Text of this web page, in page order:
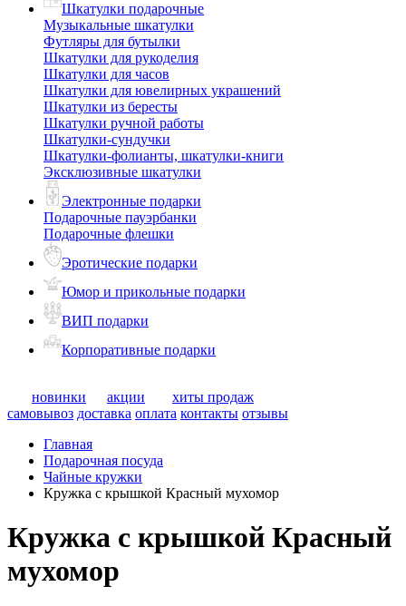
Шкатулки подарочные
Музыкальные шкатулки
Футляры для бутылки
Шкатулки для рукоделия
Шкатулки для часов
Шкатулки для ювелирных украшений
Шкатулки из бересты
Шкатулки ручной работы
Шкатулки-сундучки
Шкатулки-фолианты, шкатулки-книги
Эксклюзивные шкатулки
Электронные подарки
Подарочные пауэрбанки
Подарочные флешки
Эротические подарки
Юмор и прикольные подарки
ВИП подарки
Корпоративные подарки
новинки акции
хиты продаж
самовывоз доставка оплата контакты отзывы
Главная
Подарочная посуда
Чайные кружки
Кружка с крышкой Красный мухомор
Кружка с крышкой Красный
мухомор